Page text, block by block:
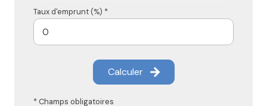
Taux d'emprunt (%) *
Calculer
* Champs obligatoires